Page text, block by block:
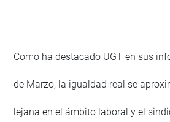
Como ha destacado UGT en sus
de Marzo, la igualdad real se
lejana en el ámbito laboral y el